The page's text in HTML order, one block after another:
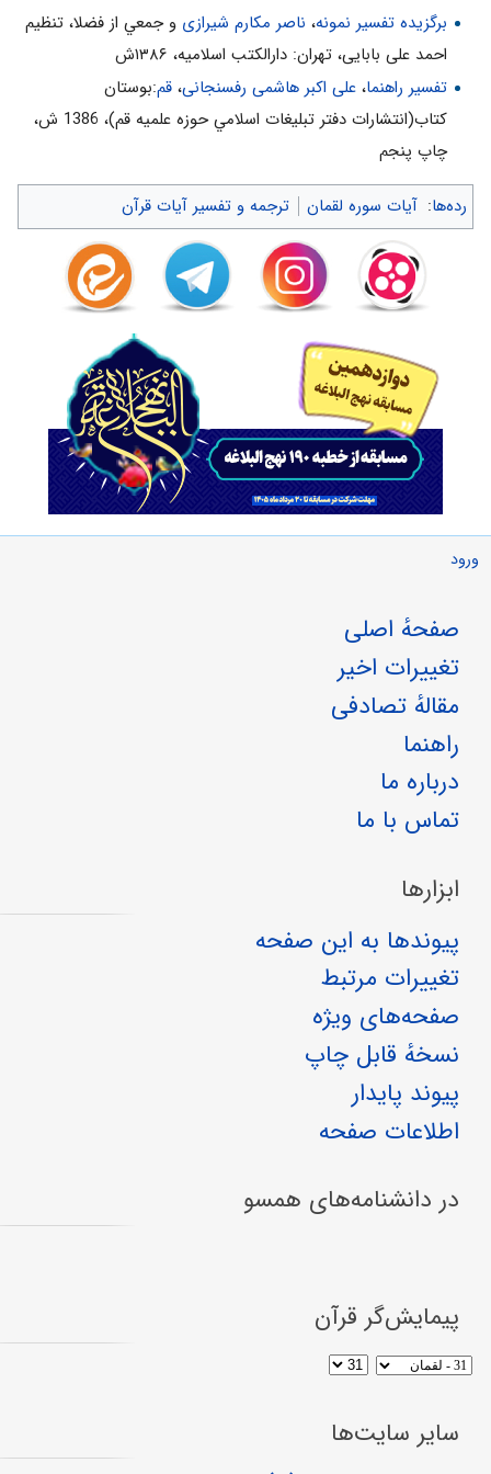
برگزیده تفسیر نمونه، ناصر مکارم شیرازی و جمعي از فضلا، تنظیم
احمد علی بابایی، تهران: دارالکتب اسلامیه، ۱۳۸۶ش
تفسیر راهنما، علی اکبر هاشمی رفسنجانی، قم:بوستان
كتاب(انتشارات دفتر تبليغات اسلامي حوزه علميه قم)، 1386 ش‌،
چاپ پنجم‌
رده‌ها: آیات سوره لقمان ترجمه و تفسیر آیات قرآن
ورود
صفحهٔ اصلی
تغییرات اخیر
مقالهٔ تصادفی
راهنما
درباره ما
تماس با ما
ابزارها
پیوندها به این صفحه
تغییرات مرتبط
صفحه‌های ویژه
نسخهٔ قابل چاپ
پیوند پایدار
اطلاعات صفحه
در دانشنامه‌های همسو
پیمایش‌گر قرآن
سایر سایت‌ها